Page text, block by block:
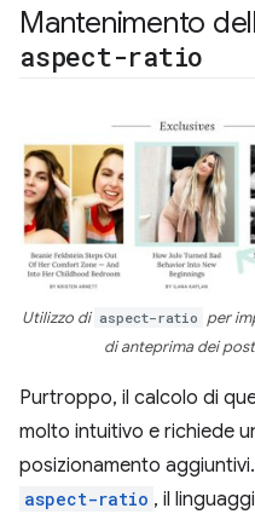
Mantenimento
aspect-ratio
Utilizzo di aspect-ratio per
di anteprima dei
Purtroppo, il calcolo di
molto intuitivo e richiede
posizionamento
aspect-ratio , il